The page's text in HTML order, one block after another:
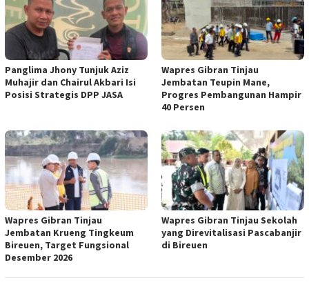
Panglima Jhony Tunjuk Aziz
Muhajir dan Chairul Akbari Isi
Posisi Strategis DPP JASA
Wapres Gibran Tinjau
Jembatan Teupin Mane,
Progres Pembangunan Hampir
40 Persen
Wapres Gibran Tinjau
Jembatan Krueng Tingkeum
Bireuen, Target Fungsional
Desember 2026
Wapres Gibran Tinjau Sekolah
yang Direvitalisasi Pascabanjir
di Bireuen